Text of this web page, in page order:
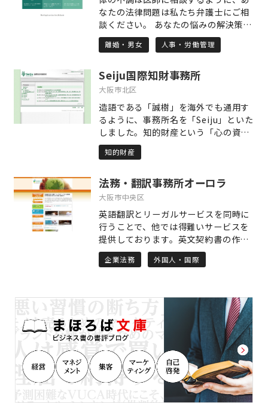
なたの法律問題は私たち弁護士にご相
談ください。 あなたの悩みの解決策を
あなたとともに見つけ出す、私たちは
そんな弁護士です。 ○コンセプト1
た時点で、とりうるベストの対策は何
かを綿密に検討し、すぐに対応する、
考えています。 ○コンセプト2 「気
軽に相談できる環境づくり」 私たち
は、数多くの労務問題、離婚・相続等
家事事件を解決に導いている一方で、
損害保険会社と提携して交通事故事案
通事故事案実務に自信があります。 ま
た、労働事件についても多くの経験を
有し、強みを有しております。 さら
に、刑事事件についても多くの事例を
取り扱っています。 ご相談者様の幅広
いお悩み事を法的に整理し、解決する
ことが私たちの目的です。 ○コンセプ
早ければ、解決が容易であったケース
が枚挙に暇がありません。 あるべきゴ
ールあるいは妥結点を見据えて、適切
な打ち手を出し続けていくこと。そう
してご相談者様を導きながら歩みを共
にすることが私たちの役割です。
離婚・男女 人事・労働管理
Seiju国際知財事務所
大阪市北区
造語である「誠樹」を海外でも通用す
るように、事務所名を「Seiju」といた
しました。知的財産という「心の資
産」を扱うには「誠意」が最も大切で
す。クライアント様の業績が「樹木」
ことを祈念して、誠実に業務に取り組
みます。気づきを促す研修の実施、マ
ーケティングを前提とする特許仮出
願、経営者の皆様への知財サポート等
により、クライアント様の潜在力を生
かすことを心がけています。
知的財産
法務・翻訳事務所オーロラ
大阪市中央区
英語翻訳とリーガルサービスを同時に
行うことで、他では得難いサービスを
提供しております。英文契約書の作成
（ドラフト）、英語によるビザのアド
バイスなどがその一例です。契約書の
に活かされるというように、業務間で
相乗効果が生み出されて日々価値を高
めている当事務所が、ビジネス促進、
問題解決などにご協力します。
企業法務 外国人・国際